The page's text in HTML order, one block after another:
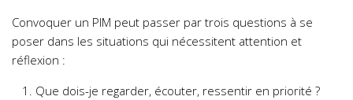
Convoquer un PIM peut passer par trois questions à se
poser dans les situations qui nécessitent attention et
réflexion :
Que dois-je regarder, écouter, ressentir en priorité ?